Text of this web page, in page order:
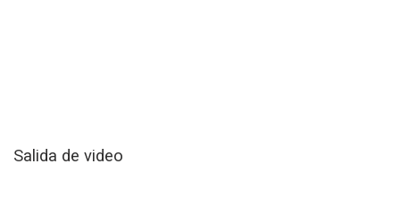
Salida de video